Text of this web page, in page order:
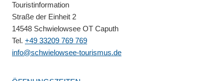
Touristinformation
Straße der Einheit 2
14548 Schwielowsee OT Caputh
Tel. +49 33209 769 769
info@schwielowsee-tourismus.de